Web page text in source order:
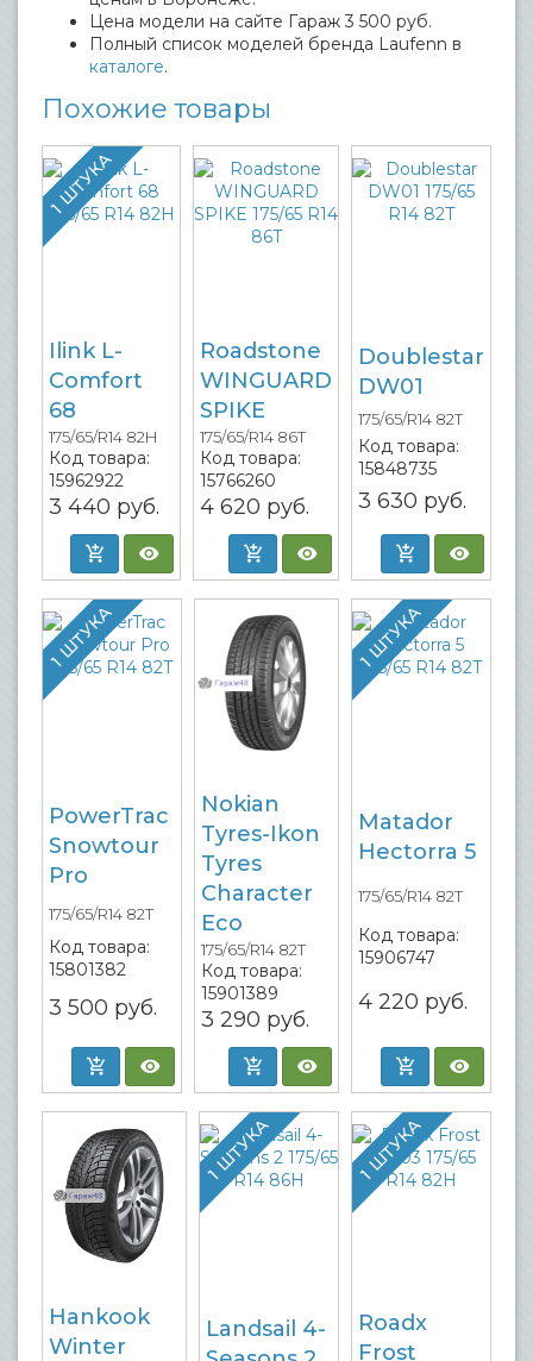
Цена модели на сайте Гараж 3 500 руб.
Полный список моделей бренда Laufenn в
каталоге.
Похожие товары
1 ШТУКА
Ilink L-
Comfort
68
175/65/R14 82H
Код товара:
15962922
3 440 руб.
Roadstone
WINGUARD
SPIKE
175/65/R14 86T
Код товара:
15766260
4 620 руб.
Doublestar
DW01
175/65/R14 82T
Код товара:
15848735
3 630 руб.
1 ШТУКА
PowerTrac
Snowtour
Pro
175/65/R14 82T
Код товара:
15801382
3 500 руб.
Nokian
Tyres-Ikon
Tyres
Character
Eco
175/65/R14 82T
Код товара:
15901389
3 290 руб.
1 ШТУКА
Matador
Hectorra 5
175/65/R14 82T
Код товара:
15906747
4 220 руб.
Hankook
Winter
1 ШТУКА
Landsail 4-
1 ШТУКА
Roadx
Frost